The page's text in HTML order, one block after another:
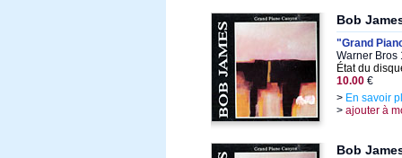
Bob
"Grand
Warner Bros
État du
10.00 €
> En savoir
> ajouter à
Bob